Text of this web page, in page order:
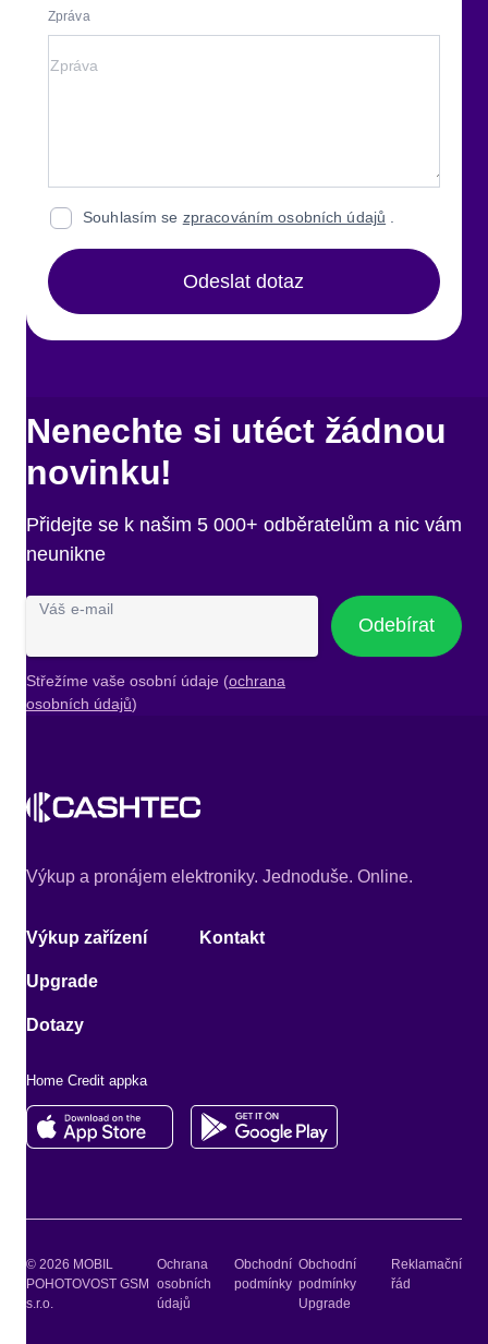
Zpráva
Souhlasím se zpracováním osobních údajů
Odeslat dotaz
Nenechte si utéct žádnou
novinku!
Přidejte se k našim 5 000+ odběratelům a nic vám
neunikne
Váš e-mail
Střežíme vaše osobní údaje (ochrana
osobních údajů)
Odebírat
Výkup a pronájem elektroniky. Jednoduše. Online.
Výkup zařízení
Upgrade
Dotazy
Kontakt
Home Credit appka
© 2026 MOBIL
POHOTOVOST GSM
s.r.o.
Ochrana
osobních
údajů
Obchodní
podmínky
Obchodní
podmínky
Upgrade
Reklamační
řád